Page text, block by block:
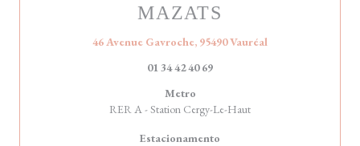
MAZATS
46 Avenue Gavroche, 95490 Vauréal
01 34 42 40 69
Metro
RER A - Station Cergy-Le-Haut
Estacionamento